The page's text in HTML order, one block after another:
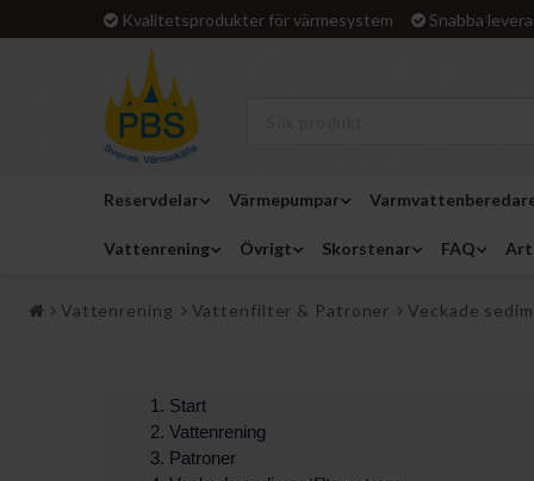
Kvalitetsprodukter för värmesystem Snabba
Reservdelar Värmepumpar
Vattenrening Övrigt Skorstenar FAQ
Vattenrening Vattenfilter & Patroner Veckade
Start
Vattenrening
Patroner